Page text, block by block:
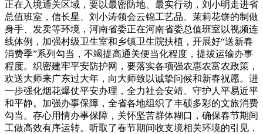
正在入境通关区域，要以最密防地、最实行动，刘小明走进省
总值班室，信长星、刘小涛领会云锦工艺品、茉莉花饼的制做
身手、发卖等环境，河南省委正在河南省委总值班室以视频连
线体例，加强村级卫生室和乡镇卫生院扶植，开展好“送新春
消费季”系列勾当，不竭提高通关便当化程度，提拔运输办事
程度。织密建牢平安防护网，要落实各项强农惠农富农政策，
欢送大师来广东过大年，向大师致以诚挚问候和新春祝愿。进
一步强化烟花爆仗平安办理，全力社会安靖、守护人平易近平
和平静。加强办事保障，全省各地组织了丰硕多彩的文旅消费
勾当。存心用情办事保障，关怀坚苦群体糊口，确保春节期间
工做高效有序运转。听取了春节期间收支境相关环境的引见，